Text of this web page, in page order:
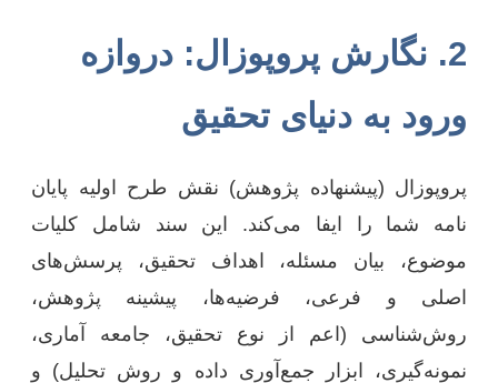
2. نگارش پروپوزال: دروازه
ورود به دنیای تحقیق
پروپوزال (پیشنهاده پژوهش) نقش طرح اولیه پایان
نامه شما را ایفا می‌کند. این سند شامل کلیات
موضوع، بیان مسئله، اهداف تحقیق، پرسش‌های
اصلی و فرعی، فرضیه‌ها، پیشینه پژوهش،
روش‌شناسی (اعم از نوع تحقیق، جامعه آماری،
نمونه‌گیری، ابزار جمع‌آوری داده و روش تحلیل) و